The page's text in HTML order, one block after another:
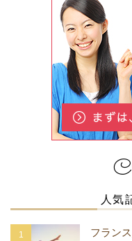
人気
フラン